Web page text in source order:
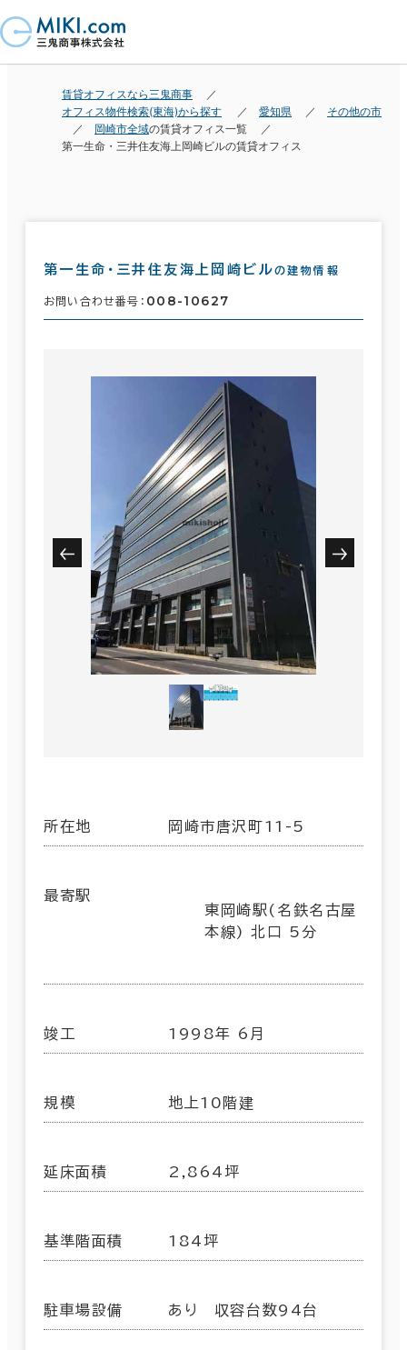
賃貸オフィスなら三鬼商事
オフィス物件検索(東海)から探す
愛知県
その他の市
岡崎市全域の賃貸オフィス一覧
第一生命・三井住友海上岡崎ビルの賃貸オフィス
第一生命・三井住友海上岡崎ビルの建物情報
お問い合わせ番号： 008-10627
所在地 岡崎市唐沢町11-5
最寄駅
東岡崎駅(名鉄名古屋
本線) 北口 5分
竣工 1998年 6月
規模 地上10階建
延床面積 2,864坪
基準階面積 184坪
駐車場設備 あり 収容台数94台